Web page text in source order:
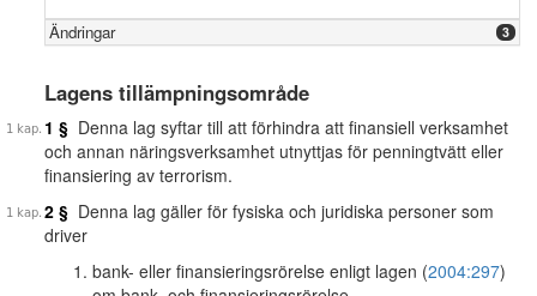
Ändringar 3
Lagens tillämpningsområde
1 § Denna lag syftar till att förhindra att finansiell verksamhet
och annan näringsverksamhet utnyttjas för penningtvätt eller
finansiering av terrorism.
2 § Denna lag gäller för fysiska och juridiska personer som
driver
bank- eller finansieringsrörelse enligt lagen (2004:297)